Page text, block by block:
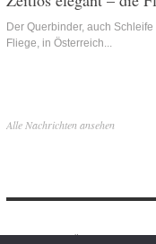
Der Querbinder, auch
Fliege, in Österreich...
Alle Nachrichten ansehen